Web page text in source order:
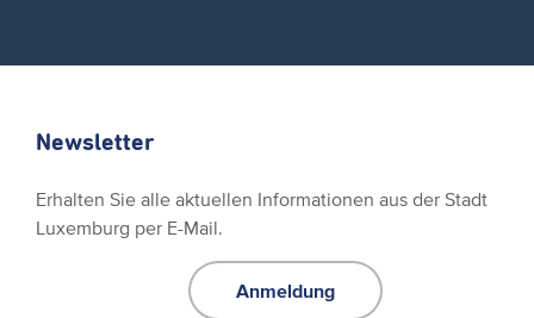
Newsletter
Erhalten Sie alle aktuellen Informationen aus der Stadt
Luxemburg per E-Mail.
Anmeldung